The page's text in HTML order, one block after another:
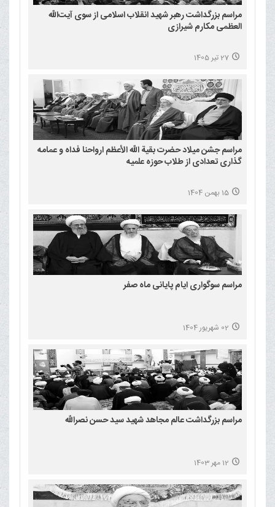
مراسم بزرگداشت رهبر شهید انقلاب اسلامی از سوی آیت‌الله
العظمی مکارم شیرازی
27 تیر 1405
مراسم جشن میلاد حضرت بقیة الله الأعظم ارواحنا فداه و عمامه
گذاری تعدادی از طلاب حوزه علمیه
15 بهمن 1404
مراسم سوگواری ایام پایانی ماه صفر
02 شهریور 1404
مراسم بزرگداشت عالم مجاهد شهید سید حسن نصرالله
12 مهر 1403